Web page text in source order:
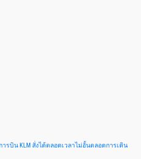
ารบิน KLM สั่งได้ตลอดเวลาไม่อั้นตลอดการเดิน